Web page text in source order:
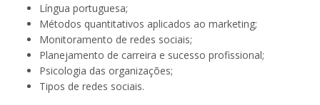
Língua portuguesa;
Métodos quantitativos aplicados ao marketing;
Monitoramento de redes sociais;
Planejamento de carreira e sucesso profissional;
Psicologia das organizações;
Tipos de redes sociais.